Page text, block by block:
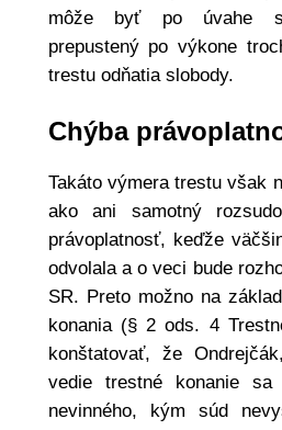
môže byť po úvahe
prepustený po výkone
trestu odňatia slobody.
Chýba
Takáto výmera trestu však
ako ani samotný
právoplatnosť, keďže
odvolala a o veci bude
SR. Preto možno na
konania (§ 2 ods. 4
konštatovať, že
vedie trestné konanie
nevinného, kým súd